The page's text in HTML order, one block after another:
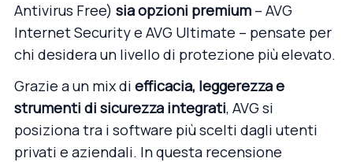
Antivirus Free) sia opzioni premium – AVG
Internet Security e AVG Ultimate – pensate per
chi desidera un livello di protezione più elevato.
Grazie a un mix di efficacia, leggerezza e
strumenti di sicurezza integrati, AVG si
posiziona tra i software più scelti dagli utenti
privati e aziendali. In questa recensione